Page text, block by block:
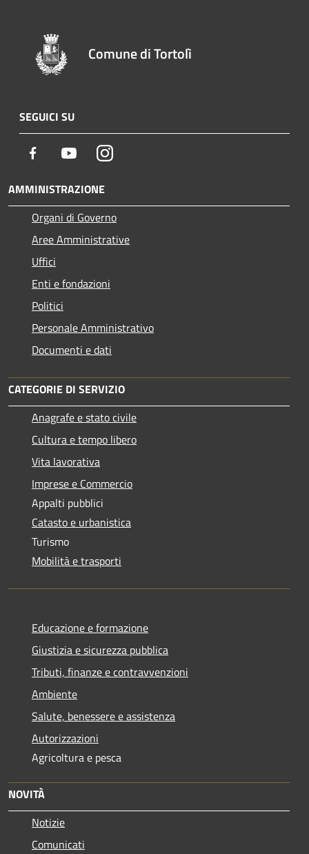
Comune di Tortolì
SEGUICI SU
Facebook YoutubeInstagram
AMMINISTRAZIONE
Organi di Governo
Aree Amministrative
Uffici
Enti e fondazioni
Politici
Personale Amministrativo
Documenti e dati
CATEGORIE DI SERVIZIO
Anagrafe e stato civile
Cultura e tempo libero
Vita lavorativa
Imprese e Commercio
Appalti pubblici
Catasto e urbanistica
Turismo
Mobilità e trasporti
Educazione e formazione
Giustizia e sicurezza pubblica
Tributi, finanze e contravvenzioni
Ambiente
Salute, benessere e assistenza
Autorizzazioni
Agricoltura e pesca
NOVITÀ
Notizie
Comunicati